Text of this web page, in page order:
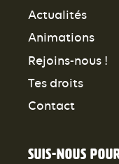
Actualités
Animations
Rejoins-nous !
Tes droits
Contact
Suis-nous